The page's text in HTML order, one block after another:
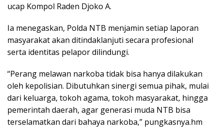
ucap Kompol Raden Djoko A.
Ia menegaskan, Polda NTB menjamin setiap laporan
masyarakat akan ditindaklanjuti secara profesional
serta identitas pelapor dilindungi.
“Perang melawan narkoba tidak bisa hanya dilakukan
oleh kepolisian. Dibutuhkan sinergi semua pihak, mulai
dari keluarga, tokoh agama, tokoh masyarakat, hingga
pemerintah daerah, agar generasi muda NTB bisa
terselamatkan dari bahaya narkoba,” pungkasnya.hm